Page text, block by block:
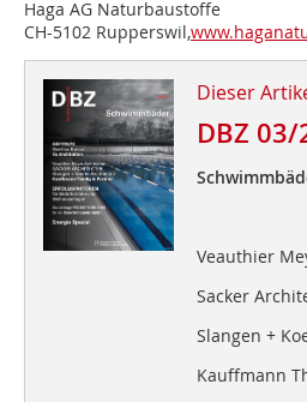
Haga AG Naturbaustoffe
CH-5102 Rupperswil,
Dieser
DBZ 03/
Veauthier
Sacker
Slangen +
Kauffmann